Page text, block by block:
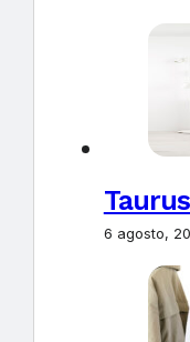
6 agosto,